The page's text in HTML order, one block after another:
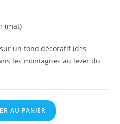
(mat)
sur un fond décoratif (des
les montagnes au lever du
AU PANIER